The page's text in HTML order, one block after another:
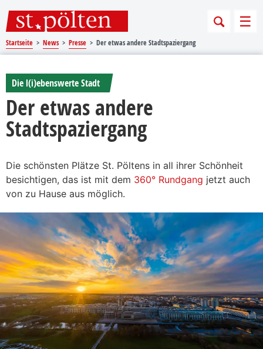
Startseite News Presse Der etwas andere Stadtspaziergang
Die l(i)ebenswerte Stadt
Der etwas andere
Stadtspaziergang
Die schönsten Plätze St. Pöltens in all ihrer Schönheit
besichtigen, das ist mit dem 360° Rundgang jetzt auch
von zu Hause aus möglich.